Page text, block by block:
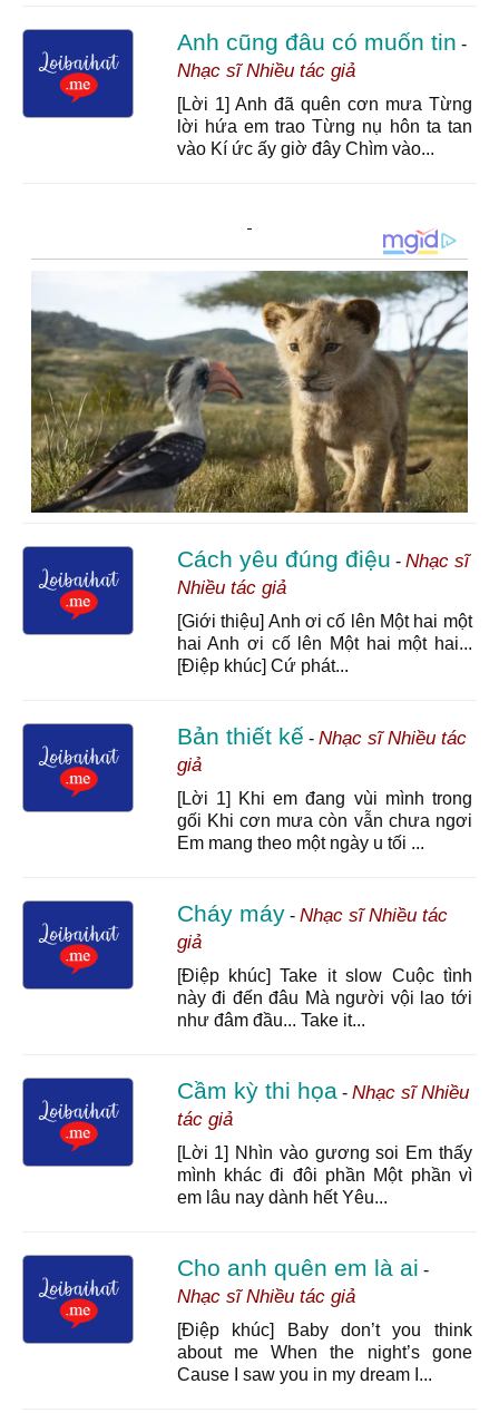
Anh cũng đâu có muốn tin -
Nhạc sĩ Nhiều tác giả
[Lời 1] Anh đã quên cơn mưa Từng
lời hứa em trao Từng nụ hôn ta tan
vào Kí ức ấy giờ đây Chìm vào...
Cách yêu đúng điệu - Nhạc sĩ
Nhiều tác giả
[Giới thiệu] Anh ơi cố lên Một hai một
hai Anh ơi cố lên Một hai một hai...
[Điệp khúc] Cứ phát...
Bản thiết kế - Nhạc sĩ Nhiều tác
giả
[Lời 1] Khi em đang vùi mình trong
gối Khi cơn mưa còn vẫn chưa ngơi
Em mang theo một ngày u tối ...
Cháy máy- Nhạc sĩ Nhiều tác
giả
[Điệp khúc] Take it slow Cuộc tình
này đi đến đâu Mà người vội lao tới
như đâm đầu... Take it...
Cầm kỳ thi họa- Nhạc sĩ Nhiều
tác giả
[Lời 1] Nhìn vào gương soi Em thấy
mình khác đi đôi phần Một phần vì
em lâu nay dành hết Yêu...
Cho anh quên em là ai -
Nhạc sĩ Nhiều tác giả
[Điệp khúc] Baby don’t you think
about me When the night’s gone
Cause I saw you in my dream I...